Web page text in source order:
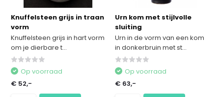
Knuffelsteen grijs in traan
vorm
Knuffelsteen grijs in hart vorm
om je dierbare t...
Op voorraad
€ 52,-
Urn kom met stijlvolle
sluiting
Urn in de vorm van een kom
in donkerbruin met st...
Op voorraad
€ 63,-